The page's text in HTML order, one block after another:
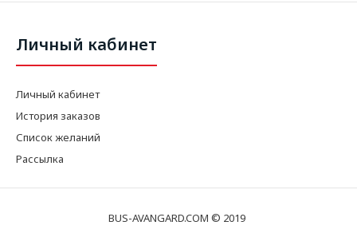
Личный кабинет
Личный кабинет
История заказов
Список желаний
Рассылка
BUS-AVANGARD.COM © 2019